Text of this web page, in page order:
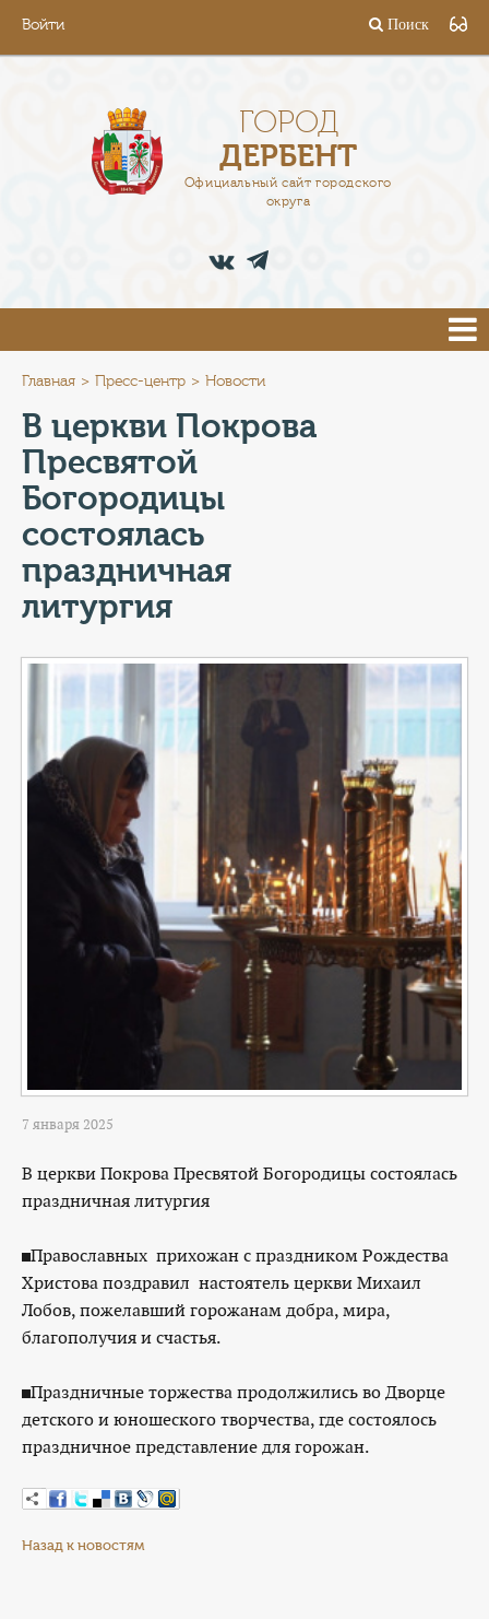
Войти Поиск
ГОРОД
ДЕРБЕНТ
Официальный сайт городского
округа
АДМИНИСТРАЦИЯ
ПРЕСС-ЦЕНТР
ТУРИСТАМ
КОНТАКТЫ
ТАРИФЫ
ГЕРОИ Z
КАТАЛОГ УСЛУГ
СЛУЖБА ПО КОНТРАКТУ
Главная Пресс-центр Новости
В церкви Покрова
Пресвятой
Богородицы
состоялась
праздничная
литургия
7 января 2025
В церкви Покрова Пресвятой Богородицы состоялась
праздничная литургия
◼️Православных прихожан с праздником Рождества
Христова поздравил настоятель церкви Михаил
Лобов, пожелавший горожанам добра, мира,
благополучия и счастья.
◼️Праздничные торжества продолжились во Дворце
детского и юношеского творчества, где состоялось
праздничное представление для горожан.
Назад к новостям